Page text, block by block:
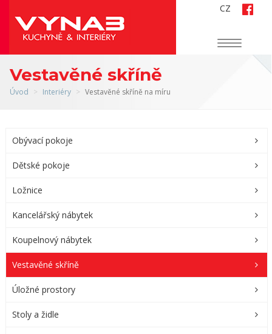
Navigace
CZ
Vestavěné skříně
Úvod Interiéry Vestavěné skříně na míru
Obývací pokoje
Dětské pokoje
Ložnice
Kancelářský nábytek
Koupelnový nábytek
Vestavěné skříně
Úložné prostory
Stoly a židle